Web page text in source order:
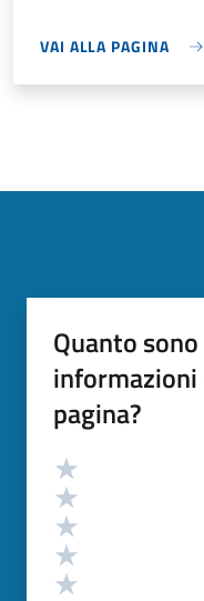
VAI ALLA PAGINA
Quanto
informazioni
pagina?
Valutazione